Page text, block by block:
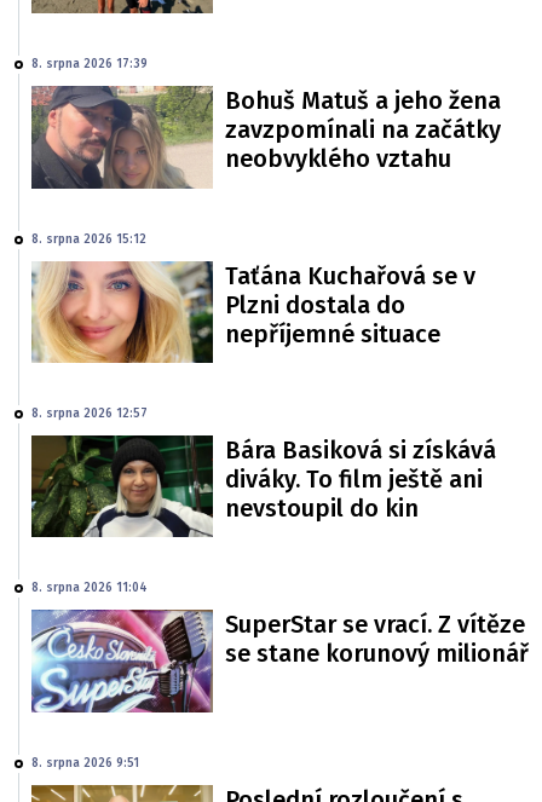
8. srpna 2026 17:39
Bohuš Matuš a jeho žena
zavzpomínali na začátky
neobvyklého vztahu
8. srpna 2026 15:12
Taťána Kuchařová se v
Plzni dostala do
nepříjemné situace
8. srpna 2026 12:57
Bára Basiková si získává
diváky. To film ještě ani
nevstoupil do kin
8. srpna 2026 11:04
SuperStar se vrací. Z vítěze
se stane korunový milionář
8. srpna 2026 9:51